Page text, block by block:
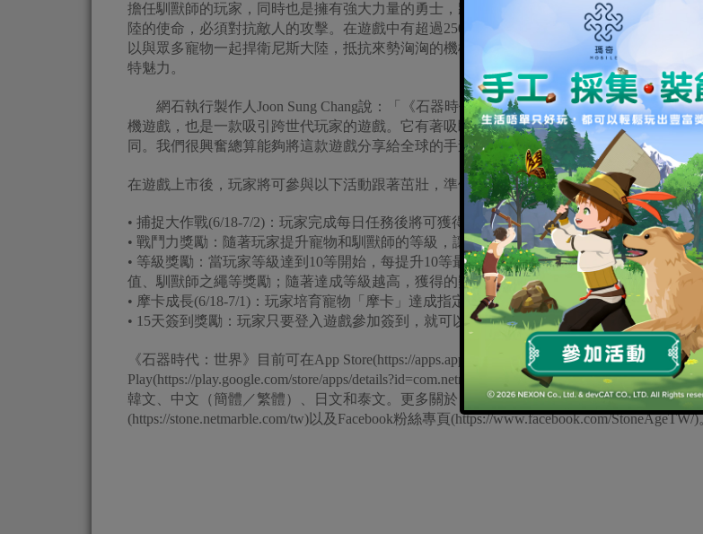
擔任馴獸師的玩家，同時也是擁有強大力量的勇士，將會蒐集、馴服和訓練寵物，並肩負
陸的使命，必須對抗敵人的攻擊。在遊戲中有超過250種寵物，包含恐龍、長毛象、豬、狼
以與眾多寵物一起捍衛尼斯大陸，抵抗來勢洶洶的機械文明的威脅，同時也可以探索史前
特魅力。
網石執行製作人Joon Sung Chang說：「《石器時代：世界》是全新融合寵物為中心的
機遊戲，也是一款吸引跨世代玩家的遊戲。它有著吸睛的畫面，並和其他MMORPG手機遊
同。我們很興奮總算能夠將這款遊戲分享給全球的手遊玩家。」
在遊戲上市後，玩家將可參與以下活動跟著茁壯，準備好擊退機械文明：
• 捕捉大作戰(6/18-7/2)：玩家完成每日任務後將可獲得圖章，累積圖章將可獲取好禮。
• 戰鬥力獎勵：隨著玩家提升寵物和馴獸師的等級，讓陣型戰鬥力達到指定目標，就可領取
• 等級獎勵：當玩家等級達到10等開始，每提升10等最高到90等後，都可獲得包含石幣、貝
值、馴獸師之繩等獎勵；隨著達成等級越高，獲得的獎勵越豐富。
• 摩卡成長(6/18-7/1)：玩家培育寵物「摩卡」達成指定目標後，就可以獲得藍鑽、寵物幣等
• 15天簽到獎勵：玩家只要登入遊戲參加簽到，就可以獲得豐厚禮物。
《石器時代：世界》目前可在App Store(https://apps.apple.com/us/app/id1400683584)和 Google
Play(https://play.google.com/store/apps/details?id=com.netmarble.stonemmogb&hl=en_US)下載，
韓文、中文（簡體／繁體）、日文和泰文。更多關於《石器時代：世界》的資訊，請見官方
(https://stone.netmarble.com/tw)以及Facebook粉絲專頁(https://www.facebook.com/StoneAgeTW/)